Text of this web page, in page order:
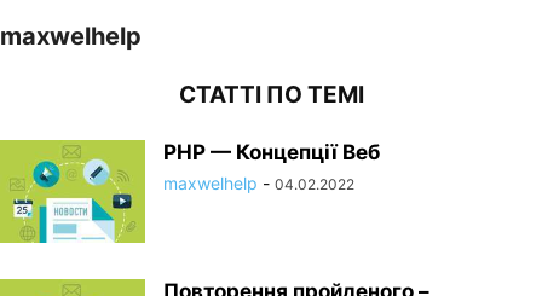
maxwelhelp
СТАТТІ ПО ТЕМІ
PHP — Концепції Веб
maxwelhelp - 04.02.2022